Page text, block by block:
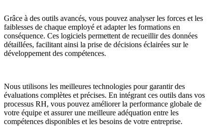
Grâce à des outils avancés, vous pouvez analyser les forces et les
faiblesses de chaque employé et adapter les formations en
conséquence. Ces logiciels permettent de recueillir des données
détaillées, facilitant ainsi la prise de décisions éclairées sur le
développement des compétences.
Nous utilisons les meilleures technologies pour garantir des
évaluations complètes et précises. En intégrant ces outils dans vos
processus RH, vous pouvez améliorer la performance globale de
votre équipe et assurer une meilleure adéquation entre les
compétences disponibles et les besoins de votre entreprise.